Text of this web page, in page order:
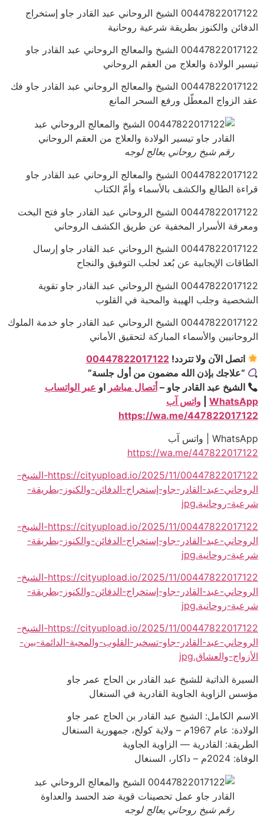
00447822017122 الشيخ الروحاني عبد القادر جاو إستخراج
الدفائن والكنوز بطريقة شرعية روحانية
00447822017122 الشيخ والمعالج الروحاني عبد القادر جاو
تيسير الولادة والعلاج من العقم الروحاني
00447822017122 الشيخ والمعالج الروحاني عبد القادر جاو فك
عقد الزواج المعطّل ورفع السحر المانع
رقم شيخ روحاني يعالج لوجه
00447822017122 الشيخ والمعالج الروحاني عبد القادر جاو
قراءة الطالع والكشف بالأسماء وأمّ الكتاب
00447822017122 الشيخ الروحاني عبد القادر جاو فتح البخت
ومعرفة الأسرار المخفية عن طريق الكشف الروحاني
00447822017122 الشيخ الروحاني عبد القادر جاو إرسال
الطاقات الإيجابية عن بُعد لجلب التوفيق والنجاح
00447822017122 الشيخ الروحاني عبد القادر جاو تقوية
الشخصية وجلب الهيبة والمحبة في القلوب
00447822017122 الشيخ الروحاني عبد القادر جاو خدمة الملوك
الروحانيين والأسماء المباركة لتحقيق الأماني
اتصل الآن ولا تتردد!00447822017122
“علاجك بإذن الله مضمون من أول جلسة”
الشيخ عبد القادر جاو – أتصال مباشر او عبر الواتساب
WhatsApp
واتس آب
https://wa.me/447822017122
WhatsApp | واتس آب
https://wa.me/447822017122
https://cityupload.io/2025/11/00447822017122-الشيخ-
الروحاني-عبد-القادر-جاو-إستخراج-الدفائن-والكنوز-بطريقة-
شرعية-روحانية.jpg
https://cityupload.io/2025/11/00447822017122-الشيخ-
الروحاني-عبد-القادر-جاو-إستخراج-الدفائن-والكنوز-بطريقة-
شرعية-روحانية.jpg
https://cityupload.io/2025/11/00447822017122-الشيخ-
الروحاني-عبد-القادر-جاو-إستخراج-الدفائن-والكنوز-بطريقة-
شرعية-روحانية.jpg
https://cityupload.io/2025/11/00447822017122-الشيخ-
الروحاني-عبد-القادر-جاو-تسخير-القلوب-والمحبة-الدائمة-بين-
الأزواج-والعشاق.jpg
السيرة الذاتية للشيخ عبد القادر بن الحاج عمر جاو
مؤسس الزاوية الجاوية القادرية في السنغال
الاسم الكامل: الشيخ عبد القادر بن الحاج عمر جاو
الولادة: عام 1967م – ولاية كولخ، جمهورية السنغال
الطريقة: القادرية — الزاوية الجاوية
الوفاة: 2024م – داكار، السنغال
رقم شيخ روحاني يعالج لوجه